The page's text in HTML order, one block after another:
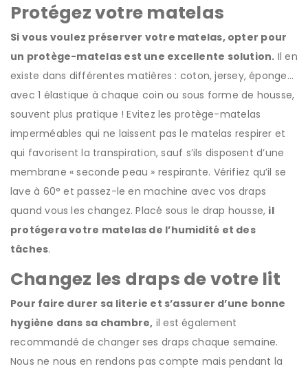
Protégez votre matelas
Si vous voulez préserver votre matelas, opter pour
un protège-matelas est une excellente solution. Il en
existe dans différentes matières : coton, jersey, éponge…
avec 1 élastique à chaque coin ou sous forme de housse,
souvent plus pratique ! Evitez les protège-matelas
imperméables qui ne laissent pas le matelas respirer et
qui favorisent la transpiration, sauf s’ils disposent d’une
membrane « seconde peau » respirante. Vérifiez qu’il se
lave à 60° et passez-le en machine avec vos draps
quand vous les changez. Placé sous le drap housse, il
protégera votre matelas de l’humidité et des
tâches.
Changez les draps de votre lit
Pour faire durer sa literie et s’assurer d’une bonne
hygiène dans sa chambre, il est également
recommandé de changer ses draps chaque semaine.
Nous ne nous en rendons pas compte mais pendant la